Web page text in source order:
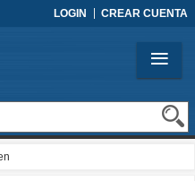
LOGIN CREAR CUENTA